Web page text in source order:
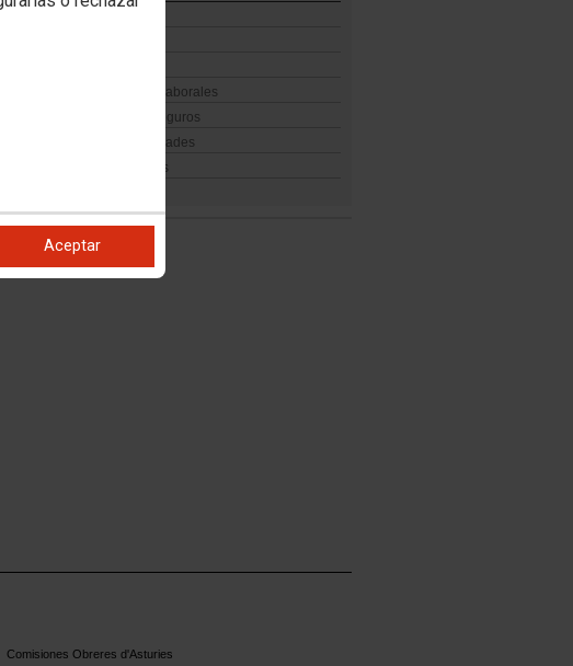
Aceptar
Prevención Riesgos Laborales
Seguridad Social y Seguros
Igualdad de oportunidades
Descuentos y ventajas
Comisiones Obreres d'Asturies